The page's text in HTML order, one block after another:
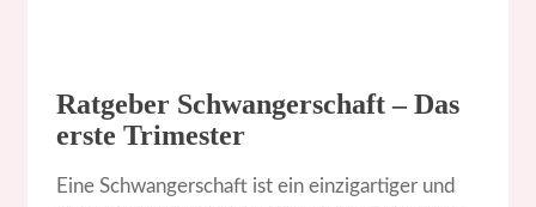
Ratgeber Schwangerschaft – Das
erste Trimester
Eine Schwangerschaft ist ein einzigartiger und